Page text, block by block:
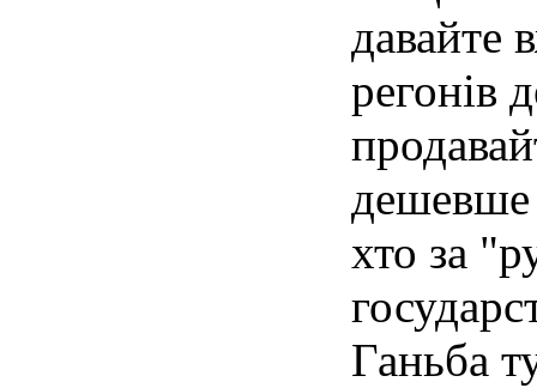
давайте
регонів
дешевше
хто за
Ганьба